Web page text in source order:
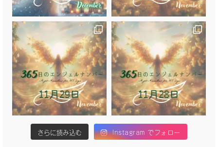
さらに読み込む Instagram でフォロー